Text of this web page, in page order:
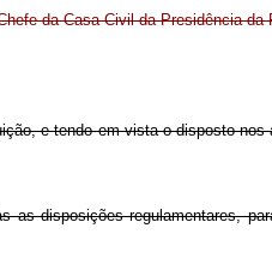
da Casa Civil da Presidência
e tendo em vista o disposto nos
as disposições regulamentares,